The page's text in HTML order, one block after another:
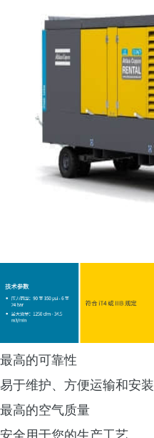
最高的可靠性
易于维护、方便运输和安装
最高的空气质量
安全用于您的生产工艺